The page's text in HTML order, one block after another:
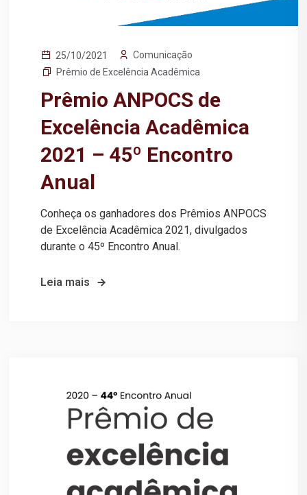
25/10/2021
Comunicação
Prêmio de Excelência Acadêmica
Prêmio ANPOCS de
Excelência Acadêmica
2021 – 45º Encontro
Anual
Conheça os ganhadores dos Prêmios ANPOCS
de Excelência Acadêmica 2021, divulgados
durante o 45º Encontro Anual.
Leia mais